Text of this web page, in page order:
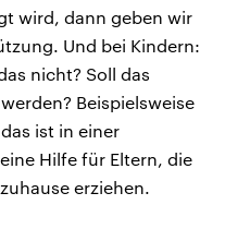
wird, dann geben wir
Und bei Kindern:
nicht? Soll das
Beispielsweise
ist in einer
Hilfe für Eltern, die
erziehen.